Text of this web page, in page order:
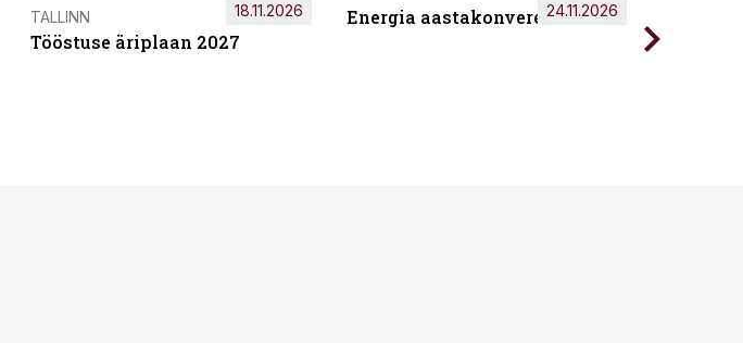
TALLINN
Tööstuse äriplaan 2027
18.11.2026 Energia aastakonverents 2026
24.11.2026